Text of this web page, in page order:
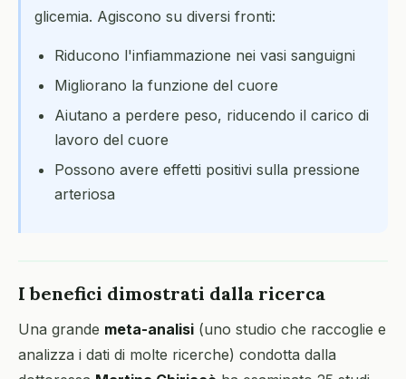
glicemia. Agiscono su diversi fronti:
Riducono l'infiammazione nei vasi sanguigni
Migliorano la funzione del cuore
Aiutano a perdere peso, riducendo il carico di
lavoro del cuore
Possono avere effetti positivi sulla pressione
arteriosa
I benefici dimostrati dalla ricerca
Una grande meta-analisi (uno studio che raccoglie e
analizza i dati di molte ricerche) condotta dalla